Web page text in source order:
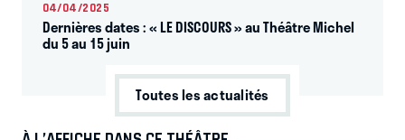
04/04/2025
Dernières dates : « LE DISCOURS » au Théâtre Michel
du 5 au 15 juin
Toutes les actualités